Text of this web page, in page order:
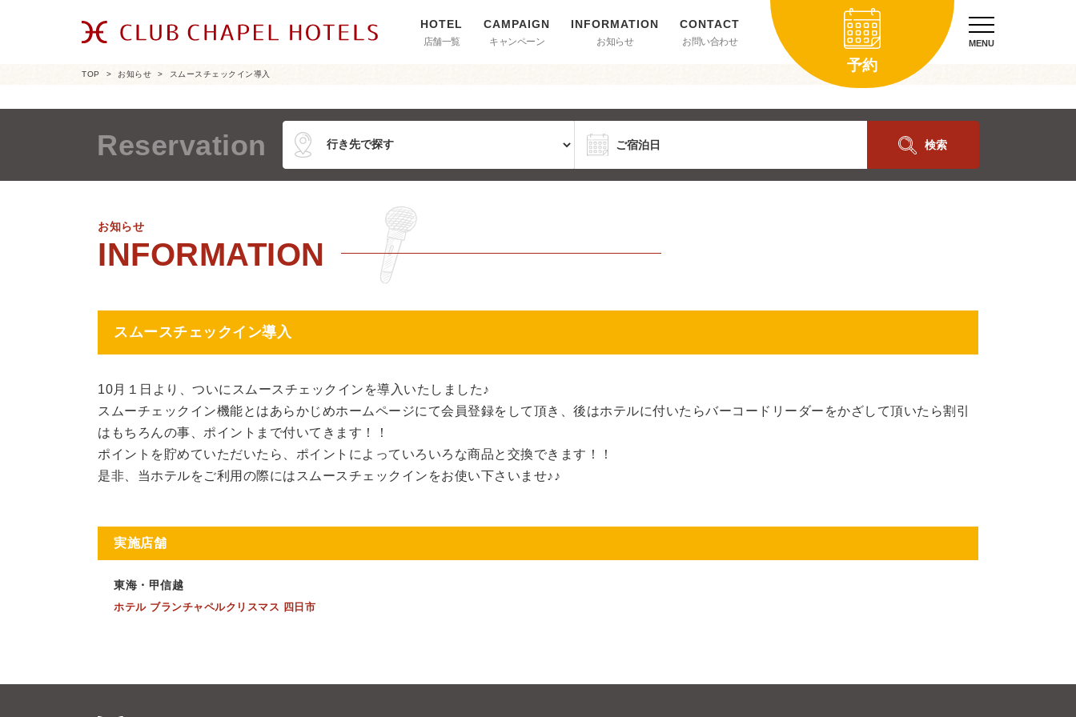
店舗一覧 キャンペーン お知らせ お問い合わせ
予約
MENU
TOP お知らせ スムースチェックイン導入
Reservation 検索
お知らせ
スムースチェックイン導入
10月１日より、ついにスムースチェックインを導入いたしました♪
スムーチェックイン機能とはあらかじめホームページにて会員登録をして頂き、後はホテルに付いたらバーコードリーダーをかざして頂いたら割引
はもちろんの事、ポイントまで付いてきます！！
ポイントを貯めていただいたら、ポイントによっていろいろな商品と交換できます！！
是非、当ホテルをご利用の際にはスムースチェックインをお使い下さいませ♪♪
実施店舗
東海・甲信越
ホテル ブランチャペルクリスマス 四日市